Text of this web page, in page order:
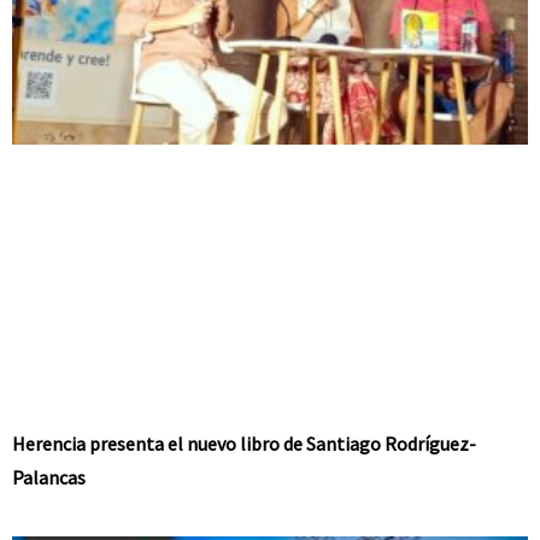
Herencia presenta el nuevo libro de Santiago Rodríguez-
Palancas